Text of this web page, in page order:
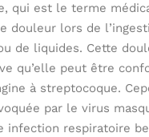
qui est le terme
douleur lors de
de liquides. Cette
qu’elle peut être
à streptocoque.
par le virus
infection respiratoire